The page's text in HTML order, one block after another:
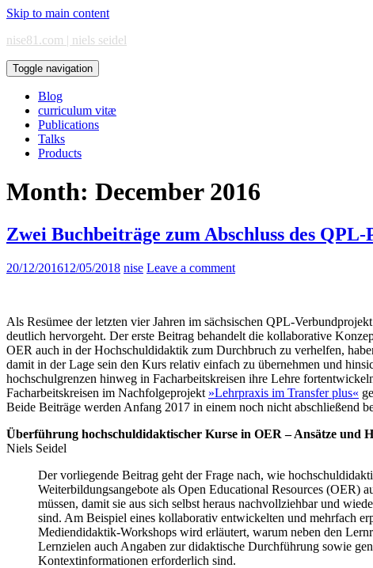
Skip to main content
nise81.com | niels seidel
Toggle navigation
Blog
curriculum vitæ
Publications
Talks
Products
Month: December 2016
Zwei Buchbeiträge zum Abschluss des
20/12/201612/05/2018 nise Leave a comment
Als Resümee der letzten vier Jahren im sächsischen QPL-Verbundprojekt
deutlich hervorgeht. Der erste Beitrag behandelt die kollaborative
OER auch in der Hochschuldidaktik zum Durchbruch zu verhelfen,
damit in der Lage sein den Kurs relativ einfach zu übernehmen und
hochschulgrenzen hinweg in Facharbeitskreisen ihre Lehre
Facharbeitskreisen im Nachfolgeprojekt »Lehrpraxis im Transfer plus«
Beide Beiträge werden Anfang 2017 in einem noch nicht abschließend
Überführung hochschuldidaktischer Kurse in OER – Ansätze und
Niels Seidel
Der vorliegende Beitrag geht der Frage nach, wie
Weiterbildungsangebote als Open Educational Resources (OER)
müssen, damit sie aus sich selbst heraus nachvollziehbar und
sind. Am Beispiel eines kollaborativ entwickelten und mehrfach
Mediendidaktik-Workshops wird erläutert, warum neben den
Lernzielen auch Angaben zur didaktische Durchführung sowie
Kontextinformationen erforderlich sind.